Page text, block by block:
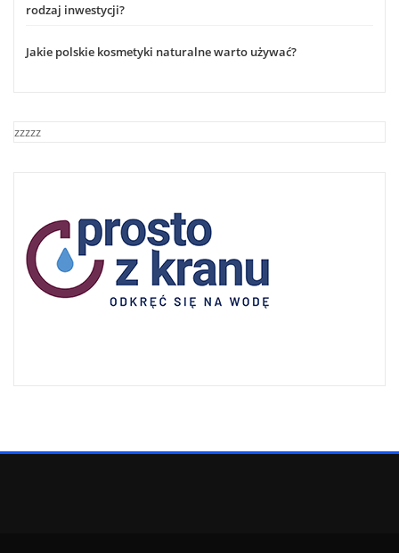
rodzaj inwestycji?
Jakie polskie kosmetyki naturalne warto używać?
zzzzz